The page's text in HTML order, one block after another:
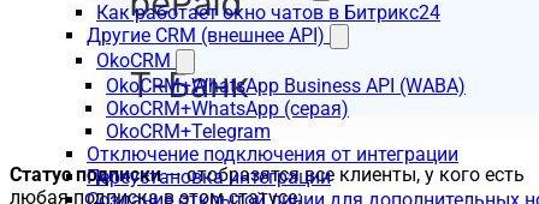
Как работает окно чатов в Битрикс24
Другие CRM (внешнее API)
OkoCRM
OkoCRM+WhatsApp Business API (WABA)
OkoCRM+WhatsApp (серая)
OkoCRM+Telegram
Отключение подключения от интеграции
Переустановка интеграции
Статус подписки— отобразятся все клиенты, у кого есть
любая подписка в этом статусе: